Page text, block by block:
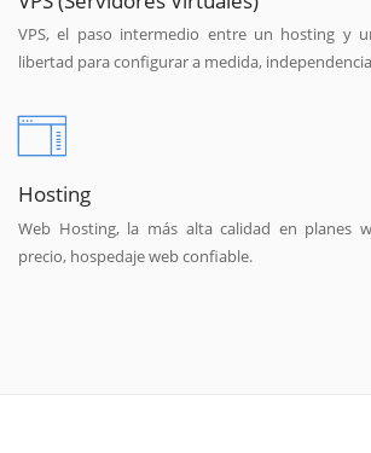
VPS, el paso intermedio entre un hosting y
libertad para configurar a medida,
Hosting
Web Hosting, la más alta calidad en planes
precio, hospedaje web confiable.